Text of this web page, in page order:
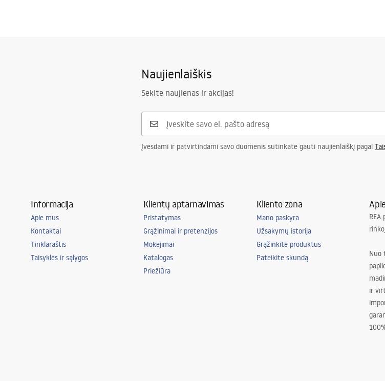
Naujienlaiškis
Sekite naujienas ir akcijas!
Įvesdami ir patvirtindami savo duomenis sutinkate gauti naujienlaiškį pagal
Informacija
Apie mus
Kontaktai
Tinklaraštis
Taisyklės ir sąlygos
Klientų aptarnavimas
Pristatymas
Grąžinimai ir pretenzijos
Mokėjimai
Katalogas
Priežiūra
Kliento zona
Mano paskyra
Užsakymų istorija
Grąžinkite produktus
Pateikite skundą
Nuo
ir